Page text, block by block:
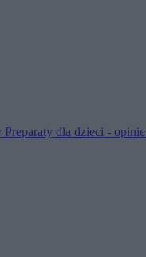
Preparaty dla dzieci - opinie